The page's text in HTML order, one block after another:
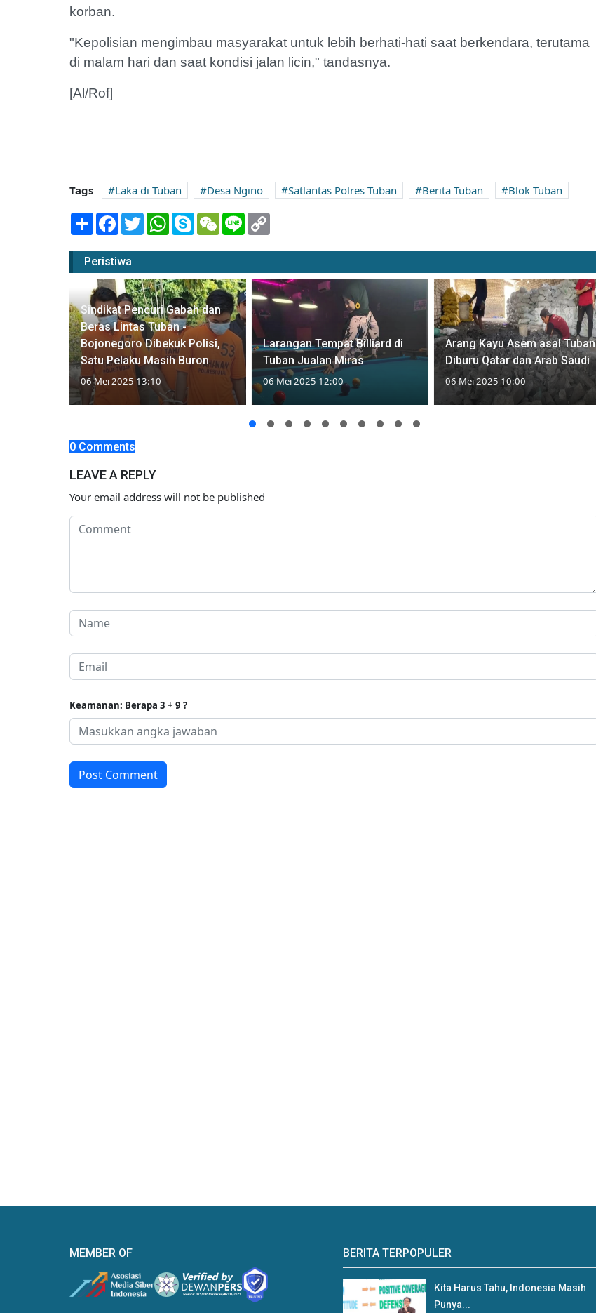
korban.
"Kepolisian mengimbau masyarakat untuk lebih berhati-hati saat berkendara, terutama
di malam hari dan saat kondisi jalan licin," tandasnya.
[Al/Rof]
Tags Laka di Tuban Desa Ngino Satlantas Polres Tuban Berita Tuban
Blok Tuban
Share Facebook
TwitterWhatsApp
SkypeWeChatLine
Peristiwa
Sindikat Pencuri Gabah dan
Beras Lintas Tuban -
Bojonegoro Dibekuk Polisi,
Satu Pelaku Masih Buron
06 Mei 2025 13:10
Larangan Tempat Billiard di
Tuban Jualan Miras
06 Mei 2025 12:00
Arang Kayu Asem asal Tuban
Diburu Qatar dan Arab Saudi
06 Mei 2025 10:00
0 Comments
LEAVE A REPLY
Your email address will not be published
Keamanan: Berapa 3 + 9 ?
Post Comment
MEMBER OF BERITA TERPOPULER
Kita Harus Tahu, Indonesia Masih
Punya...